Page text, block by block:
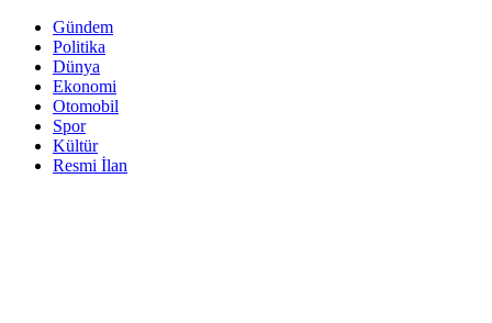
Gündem
Politika
Dünya
Ekonomi
Otomobil
Spor
Kültür
Resmi İlan